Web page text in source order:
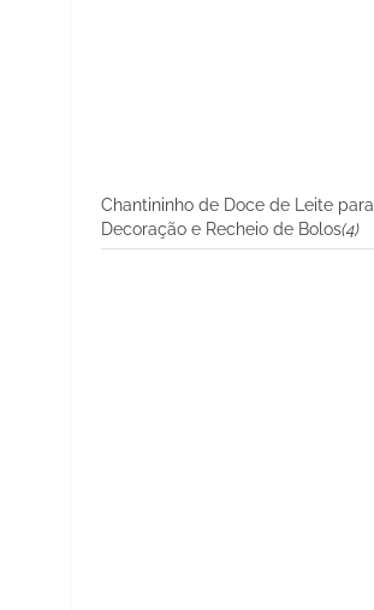
Chantininho de Doce de Leite para
Decoração e Recheio de Bolos(4)